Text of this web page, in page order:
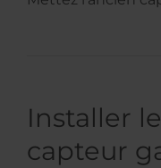
Installer
capteur